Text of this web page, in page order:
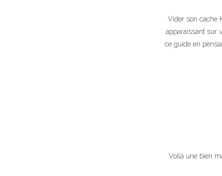
Vider son cache
apparaissant sur
ce guide en
Voilà une bien